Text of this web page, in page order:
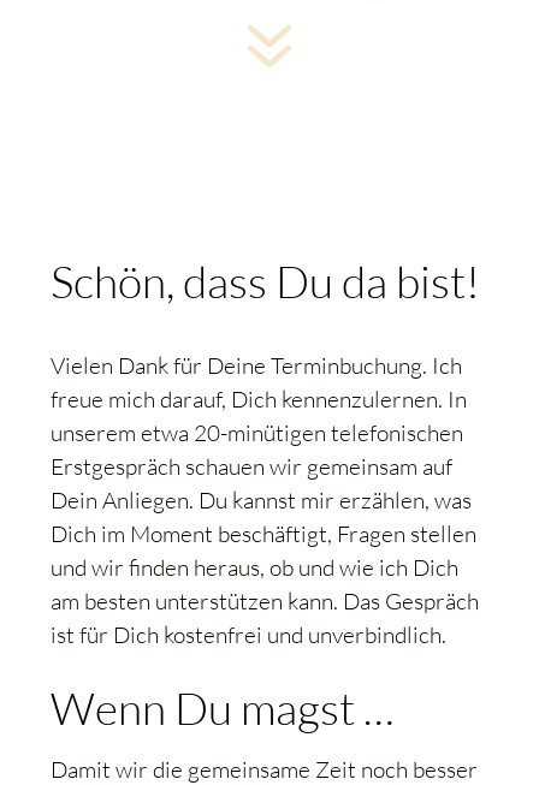
7
Schön, dass Du da bist!
Vielen Dank für Deine Terminbuchung. Ich
freue mich darauf, Dich kennenzulernen. In
unserem etwa 20-minütigen telefonischen
Erstgespräch schauen wir gemeinsam auf
Dein Anliegen. Du kannst mir erzählen, was
Dich im Moment beschäftigt, Fragen stellen
und wir finden heraus, ob und wie ich Dich
am besten unterstützen kann. Das Gespräch
ist für Dich kostenfrei und unverbindlich.
Wenn Du magst …
Damit wir die gemeinsame Zeit noch besser